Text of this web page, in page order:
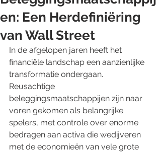
en: Een Herdefiniëring
van Wall Street
In de afgelopen jaren heeft het
financiële landschap een aanzienlijke
transformatie ondergaan.
Reusachtige
beleggingsmaatschappijen zijn naar
voren gekomen als belangrijke
spelers, met controle over enorme
bedragen aan activa die wedijveren
met de economieën van vele grote